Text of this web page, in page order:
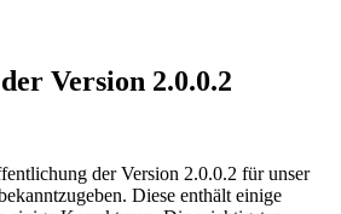
Version 2.0.0.2
der Version 2.0.0.2 für unser
Diese enthält einige